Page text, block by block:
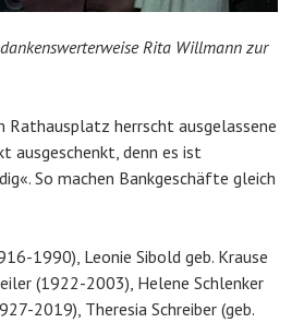
Rita Willmann zur
Rathausplatz herrscht ausgelassene
ausgeschenkt, denn es ist
So machen Bankgeschäfte gleich
1990), Leonie Sibold geb. Krause
(1922-2003), Helene Schlenker
2019), Theresia Schreiber (geb.